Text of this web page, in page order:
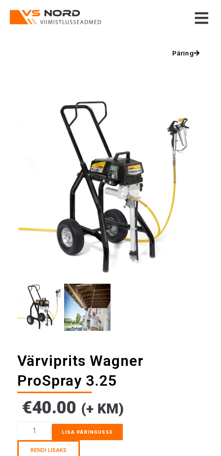
Päring
Värviprits Wagner
ProSpray 3.25
€40.00 (+ KM)
LISA PÄRINGUSSE
RENDI LISAKS